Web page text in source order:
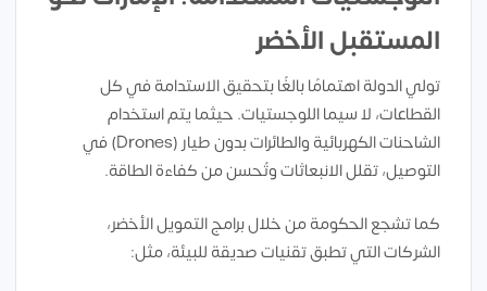
المستقبل الأخضر
تولي الدولة اهتمامًا بالغًا بتحقيق الاستدامة في كل
القطاعات، لا سيما اللوجستيات. حيثما يتم استخدام
الشاحنات الكهربائية والطائرات بدون طيار (Drones) في
التوصيل، تقلل الانبعاثات وتُحسن من كفاءة الطاقة.
كما تشجع الحكومة من خلال برامج التمويل الأخضر،
الشركات التي تطبق تقنيات صديقة للبيئة، مثل: